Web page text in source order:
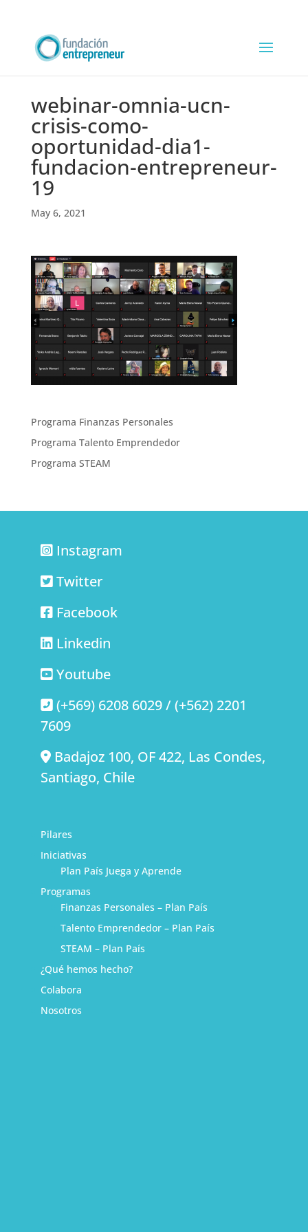
webinar-omnia-ucn-
crisis-como-
oportunidad-dia1-
fundacion-entrepreneur-
19
May 6, 2021
Programa Finanzas Personales
Programa Talento Emprendedor
Programa STEAM
Instagram
Twitter
Facebook
Linkedin
Youtube
(+569) 6208 6029 / (+562) 2201
7609
Badajoz 100, OF 422, Las Condes,
Santiago, Chile
Pilares
Iniciativas
Plan País Juega y Aprende
Programas
Finanzas Personales – Plan País
Talento Emprendedor – Plan País
STEAM – Plan País
¿Qué hemos hecho?
Colabora
Nosotros